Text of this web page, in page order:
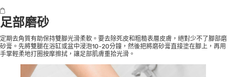
足部磨砂
定期去角質有助保持雙腳光滑柔軟。要去除死皮和粗糙表層皮膚，絕對少不了腳部磨
砂膏。先將雙腿在浴缸或盆中浸泡10-20分鐘，然後把將磨砂膏直接塗在腳上，再用
手掌輕柔地打圈按摩擦拭，讓足部肌膚重拾光滑。